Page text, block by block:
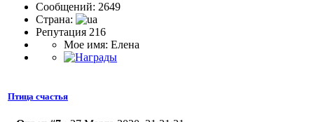
Сообщений: 2649
Страна:
Репутация 216
Мое имя: Елена
Птица счастья